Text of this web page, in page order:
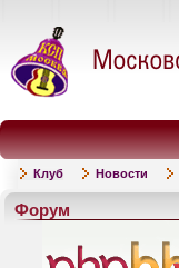
Клуб Новости
Форум